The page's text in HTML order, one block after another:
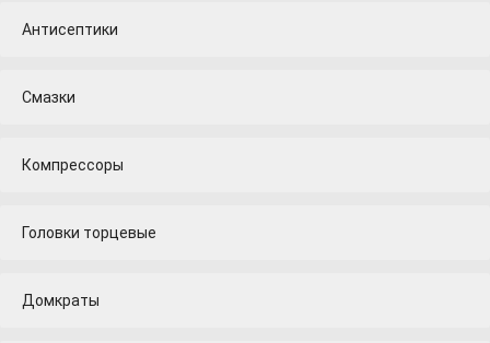
Антисептики
Смазки
Компрессоры
Головки торцевые
Домкраты